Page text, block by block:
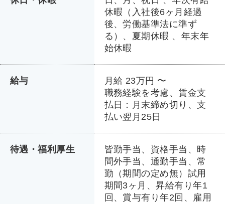
休暇（入社後6ヶ月経過
後、労働基準法に準ず
る）、夏期休暇 、年末年
始休暇
給与
月給 23万円 〜
職務経験を考慮、賃金支
払日：月末締め切り、支
払い翌月25日
待遇・福利厚生
皆勤手当、資格手当、時
間外手当、通勤手当、常
勤（期間の定め無）試用
期間3ヶ月、昇給有り年1
回、賞与有り年2回、雇用